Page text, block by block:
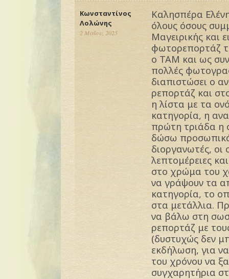
Κωνσταντίνος
Λολώνης
2 Μαΐου, 2025
Καλησπέρα
όλους όσους
Μαγειρικής και
φωτορεπορτάζ
ο ΤΑΜ και ως
πολλές
διαπιστώσει ο
ρεπορτάζ και
η λίστα με τα
κατηγορία, η
πρώτη τριάδα η
δώσω
διοργανωτές, οι
λεπτομέρειες
στο χρώμα του
να γράψουν τα
κατηγορία, το
στα μετάλλια.
να βάλω στη
ρεπορτάζ με
(δυστυχώς δεν
εκδήλωση, για
του χρόνου να
συγχαρητήρια